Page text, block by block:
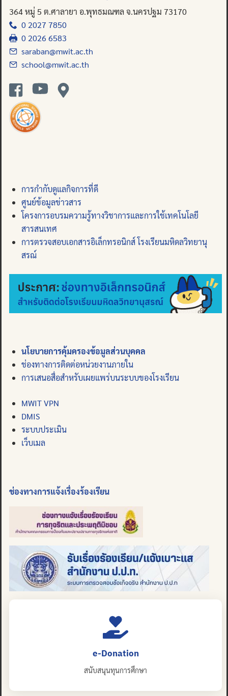
364 หมู่ 5 ต.ศาลายา อ.พุทธมณฑล จ.นครปฐม 73170
0 2027 7850
0 2026 6583
saraban@mwit.ac.th
school@mwit.ac.th
การกำกับดูแลกิจการที่ดี
ศูนย์ข้อมูลข่าวสาร
โครงการอบรมความรู้ทางวิชาการและการใช้เทคโนโลยี
สารสนเทศ
การตรวจสอบเอกสารอิเล็กทรอนิกส์ โรงเรียนมหิดลวิทยานุ
สรณ์
นโยบายการคุ้มครองข้อมูลส่วนบุคคล
ช่องทางการติดต่อหน่วยงานภายใน
การเสนอสื่อสำหรับเผยแพร่บนระบบของโรงเรียน
MWIT VPN
DMIS
ระบบประเมิน
เว็บเมล
ช่องทางการแจ้งเรื่องร้องเรียน
e-Donation
สนับสนุนทุนการศึกษา